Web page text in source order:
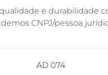
e durabilidade
CNPJ/pessoa
AD 074